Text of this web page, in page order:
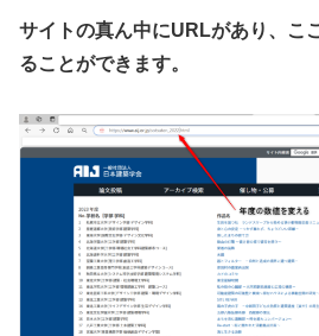
サイトの真ん中にURLがあり、こ
ることができます。